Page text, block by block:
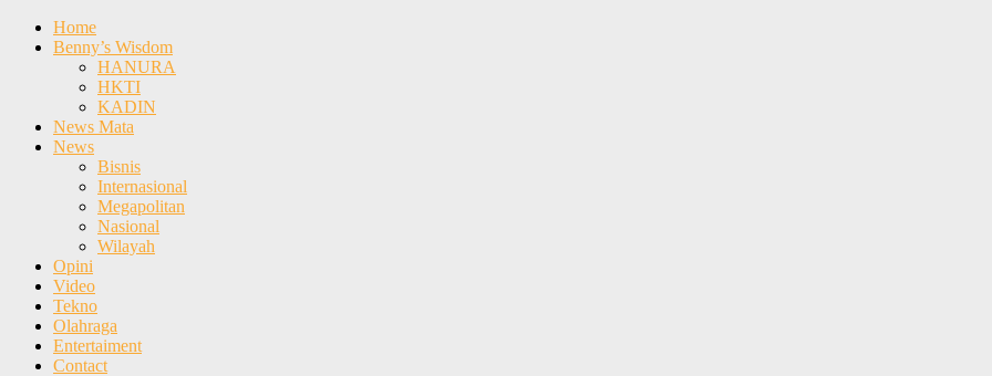
Home
Benny’s Wisdom
HANURA
HKTI
KADIN
News Mata
News
Bisnis
Internasional
Megapolitan
Nasional
Wilayah
Opini
Video
Tekno
Olahraga
Entertaiment
Contact